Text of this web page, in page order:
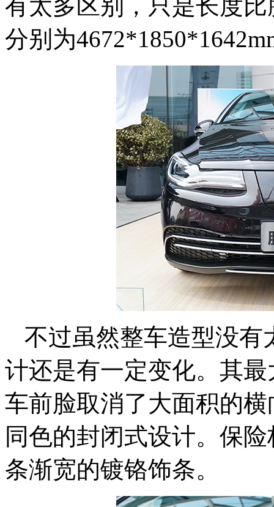
有太多区别，只是长度
分别为
不过虽然整车造型没有
计还是有一定变化。其
车前脸取消了大面积的
同色的封闭式设计。保
条渐宽的镀铬饰条。